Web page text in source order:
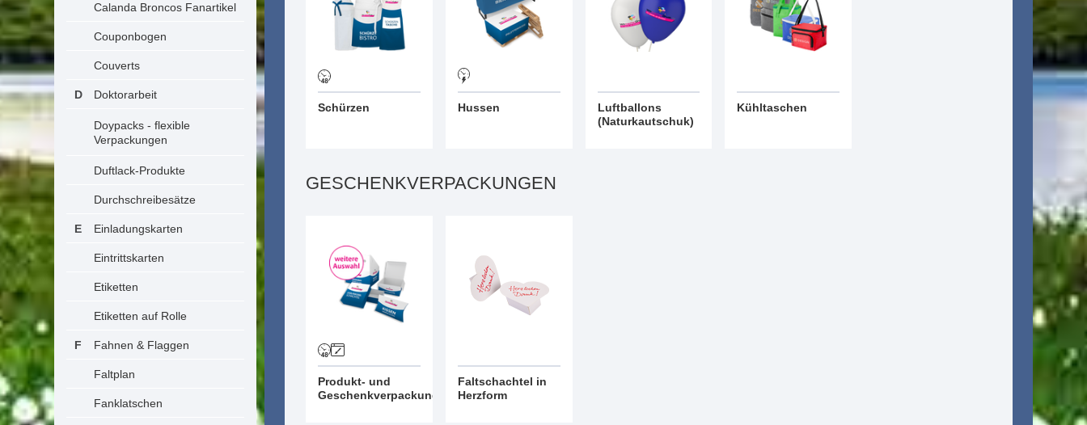
Calanda Broncos Fanartikel
Couponbogen
Couverts
Doktorarbeit
Doypacks - flexible
Verpackungen
Duftlack-Produkte
Durchschreibesätze
Einladungskarten
Eintrittskarten
Etiketten
Etiketten auf Rolle
Fahnen & Flaggen
Faltplan
Fanklatschen
Schürzen Hussen
Luftballons
(Naturkautschuk)
Kühltaschen
GESCHENKVERPACKUNGEN
Produkt- und
Geschenkverpackungen
Faltschachtel in
Herzform